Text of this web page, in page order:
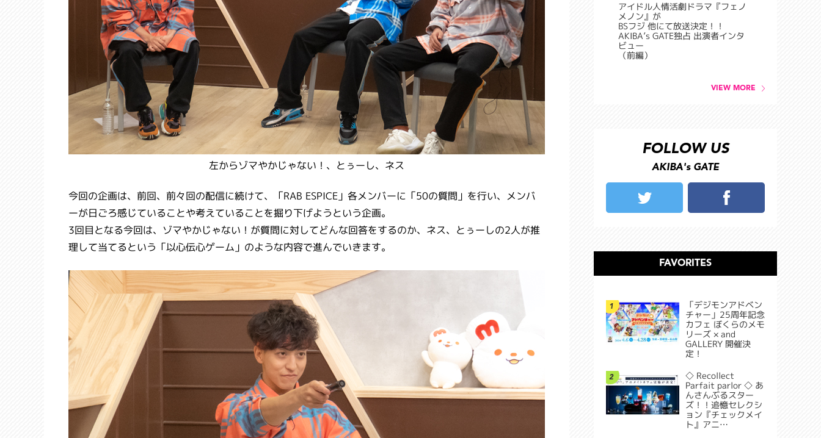
アイドル人情活劇ドラマ『フェノ
メノン』が
BSフジ 他にて放送決定！！
AKIBA’s GATE独占 出演者インタ
ビュー
（前編）
VIEW MORE
FOLLOW US
AKIBA's GATE
FAVORITES
1
「デジモンアドベン
チャー」25周年記念
カフェ ぼくらのメモ
リーズ × and
GALLERY 開催決
定！
2
◇ Recollect
Parfait parlor ◇ あ
んさんぶるスター
ズ！！追憶セレクシ
ョン『チェックメイ
ト』アニ…
左からゾマやかじゃない！、とぅーし、ネス
今回の企画は、前回、前々回の配信に続けて、「RAB ESPICE」各メンバーに「50の質問」を行い、メンバ
ーが日ごろ感じていることや考えていることを掘り下げようという企画。
3回目となる今回は、ゾマやかじゃない！が質問に対してどんな回答をするのか、ネス、とぅーしの2人が推
理して当てるという「以心伝心ゲーム」のような内容で進んでいきます。